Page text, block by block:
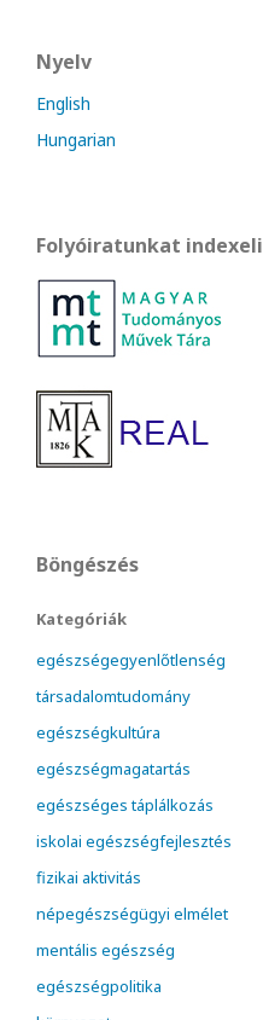
Nyelv
English
Hungarian
Folyóiratunkat indexeli
Böngészés
Kategóriák
egészségegyenlőtlenség
társadalomtudomány
egészségkultúra
egészségmagatartás
egészséges táplálkozás
iskolai egészségfejlesztés
fizikai aktivitás
népegészségügyi elmélet
mentális egészség
egészségpolitika